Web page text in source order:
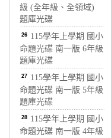
級 (全年級、全領域)
題庫光碟
26 115學年上學期 國小
命題光碟 南一版 6年級
題庫光碟
27 115學年上學期 國小
命題光碟 南一版 5年級
題庫光碟
28 115學年上學期 國小
命題光碟 南一版 4年級